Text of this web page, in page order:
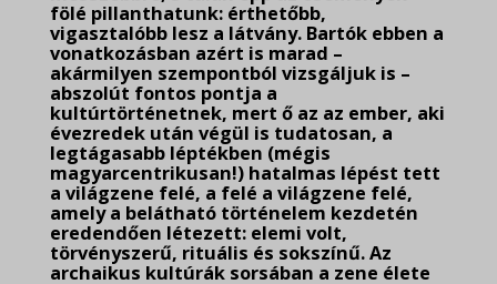
fölé pillanthatunk: érthetőbb,
vigasztalóbb lesz a látvány. Bartók ebben a
vonatkozásban azért is marad –
akármilyen szempontból vizsgáljuk is –
abszolút fontos pontja a
kultúrtörténetnek, mert ő az az ember, aki
évezredek után végül is tudatosan, a
legtágasabb léptékben (mégis
magyarcentrikusan!) hatalmas lépést tett
a világzene felé, a felé a világzene felé,
amely a belátható történelem kezdetén
eredendően létezett: elemi volt,
törvényszerű, rituális és sokszínű. Az
archaikus kultúrák sorsában a zene élete